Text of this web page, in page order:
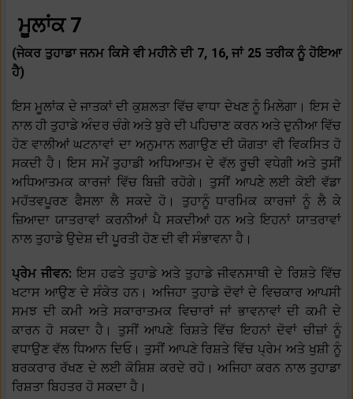
ਮੂਲਾਂਕ 7
(ਜੇਕਰ ਤੁਹਾਡਾ ਜਨਮ ਕਿਸੇ ਵੀ ਮਹੀਨੇ ਦੀ 7, 16, ਜਾਂ 25 ਤਰੀਕ ਨੂੰ ਹੋਇਆ
ਹੈ)
ਇਸ ਮੂਲਾਂਕ ਦੇ ਜਾਤਕਾਂ ਦੀ ਕੁਸ਼ਲਤਾ ਵਿੱਚ ਵਾਧਾ ਦੇਖਣ ਨੂੰ ਮਿਲੇਗਾ। ਇਸ ਦੇ
ਨਾਲ ਹੀ ਤੁਹਾਡੇ ਅੰਦਰ ਚੰਗੇ ਅਤੇ ਬੁਰੇ ਦੀ ਪਹਿਚਾਣ ਕਰਨ ਅਤੇ ਦੁਨੀਆ ਵਿੱਚ
ਹੋਣ ਵਾਲੀਆਂ ਘਟਨਾਵਾਂ ਦਾ ਅਨੁਮਾਨ ਲਗਾਉਣ ਦੀ ਯੋਗਤਾ ਵੀ ਵਿਕਸਿਤ ਹੋ
ਸਕਦੀ ਹੈ। ਇਸ ਸਮੇਂ ਤੁਹਾਡੀ ਅਧਿਆਤਮ ਦੇ ਵੱਲ ਰੂਚੀ ਵਧੇਗੀ ਅਤੇ ਤੁਸੀਂ
ਅਧਿਆਤਮਕ ਕਾਰਜਾਂ ਵਿੱਚ ਬਿਜ਼ੀ ਰਹੋਗੇ। ਤੁਸੀਂ ਆਪਣੇ ਲਈ ਕੋਈ ਵੱਡਾ
ਮਹੱਤਵਪੂਰਣ ਫੈਸਲਾ ਲੈ ਸਕਦੇ ਹੋ। ਤੁਹਾਨੂੰ ਧਾਰਮਿਕ ਕਾਰਜਾਂ ਨੂੰ ਲੈ ਕੇ
ਜ਼ਿਆਦਾ ਯਾਤਰਾਵਾਂ ਕਰਨੀਆਂ ਪੈ ਸਕਦੀਆਂ ਹਨ ਅਤੇ ਇਹਨਾਂ ਯਾਤਰਾਵਾਂ
ਨਾਲ ਤੁਹਾਡੇ ਉਦੇਸ਼ ਦੀ ਪੂਰਤੀ ਹੋਣ ਦੀ ਵੀ ਸੰਭਾਵਨਾ ਹੈ।
ਪ੍ਰੇਮ ਜੀਵਨ:ਇਸ ਹਫਤੇ ਤੁਹਾਡੇ ਅਤੇ ਤੁਹਾਡੇ ਜੀਵਨਸਾਥੀ ਦੇ ਰਿਸ਼ਤੇ ਵਿੱਚ
ਖਟਾਸ ਆਉਣ ਦੇ ਸੰਕੇਤ ਹਨ। ਅਜਿਹਾ ਤੁਹਾਡੇ ਦੋਵਾਂ ਦੇ ਵਿਚਕਾਰ ਆਪਸੀ
ਸਮਝ ਦੀ ਕਮੀ ਅਤੇ ਸਕਾਰਾਤਮਕ ਵਿਚਾਰਾਂ ਜਾਂ ਭਾਵਨਾਵਾਂ ਦੀ ਕਮੀ ਦੇ
ਕਾਰਨ ਹੋ ਸਕਦਾ ਹੈ। ਤੁਸੀਂ ਆਪਣੇ ਰਿਸ਼ਤੇ ਵਿੱਚ ਇਹਨਾਂ ਦੋਵਾਂ ਚੀਜ਼ਾਂ ਨੂੰ
ਵਧਾਉਣ ਵੱਲ ਧਿਆਨ ਦਿਓ। ਤੁਸੀਂ ਆਪਣੇ ਰਿਸ਼ਤੇ ਵਿੱਚ ਪ੍ਰੇਮ ਅਤੇ ਖੁਸ਼ੀ ਨੂੰ
ਬਰਕਰਾਰ ਰੱਖਣ ਦੇ ਲਈ ਕੋਸ਼ਿਸ਼ ਕਰਦੇ ਰਹੋ। ਅਜਿਹਾ ਕਰਨ ਨਾਲ ਤੁਹਾਡਾ
ਰਿਸ਼ਤਾ ਬਿਹਤਰ ਹੋ ਸਕਦਾ ਹੈ।